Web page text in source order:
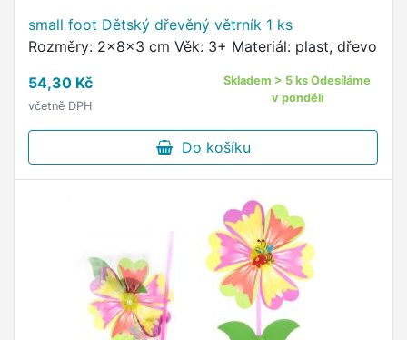
small foot Dětský dřevěný větrník 1 ks
Rozměry: 2x8x3 cm Věk: 3+ Materiál: plast, dřevo
54,30 Kč
včetně DPH
Skladem > 5 ks Odesíláme
v pondělí
Do košíku